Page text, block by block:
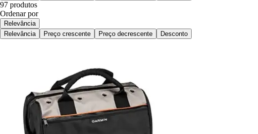
97 produtos
Ordenar por
Relevância
Relevância
Preço crescente Preço decrescente Desconto